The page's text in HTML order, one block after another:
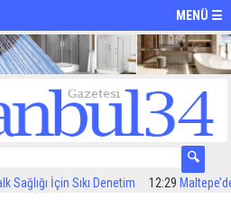
MENÜ ☰
İçin Sıkı Denetim 12:29 Maltepe’de